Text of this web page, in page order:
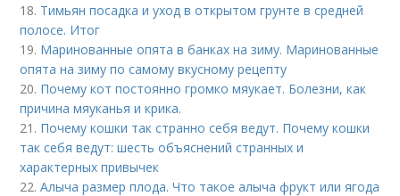
18. Тимьян посадка и уход в открытом грунте в средней
полосе. Итог
19. Маринованные опята в банках на зиму. Маринованные
опята на зиму по самому вкусному рецепту
20. Почему кот постоянно громко мяукает. Болезни, как
причина мяуканья и крика.
21. Почему кошки так странно себя ведут. Почему кошки
так себя ведут: шесть объяснений странных и
характерных привычек
22.Алыча размер плода. Что такое алыча фрукт или ягода